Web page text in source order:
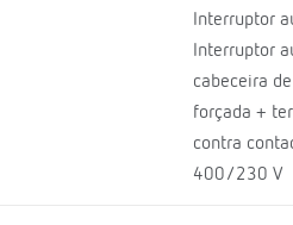
Interruptor
Interruptor
cabeceira
forçada +
contra
400/230 V